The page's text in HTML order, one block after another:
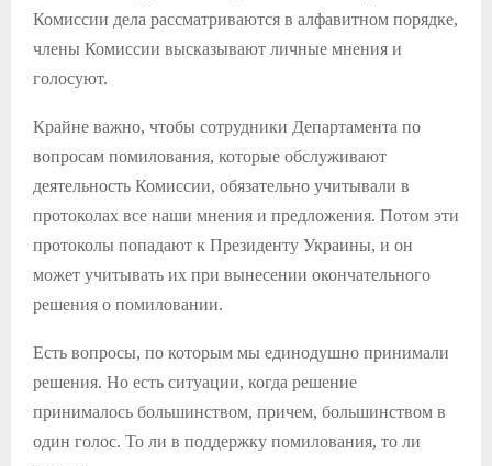
Комиссии дела рассматриваются в алфавитном порядке,
члены Комиссии высказывают личные мнения и
голосуют.
Крайне важно, чтобы сотрудники Департамента по
вопросам помилования, которые обслуживают
деятельность Комиссии, обязательно учитывали в
протоколах все наши мнения и предложения. Потом эти
протоколы попадают к Президенту Украины, и он
может учитывать их при вынесении окончательного
решения о помиловании.
Есть вопросы, по которым мы единодушно принимали
решения. Но есть ситуации, когда решение
принималось большинством, причем, большинством в
один голос. То ли в поддержку помилования, то ли